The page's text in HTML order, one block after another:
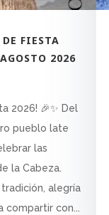
FIESTA
2026
2026! 🎉✨ Del
pueblo late
las
la Cabeza.
alegría
con...